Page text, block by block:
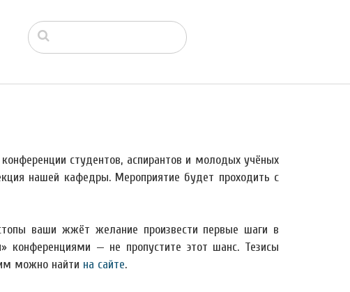
студентов, аспирантов и молодых учёных
нашей кафедры. Мероприятие будет проходить с
ваши жжёт желание произвести первые шаги в
конференциями — не пропустите этот шанс. Тезисы
можно найти на сайте.